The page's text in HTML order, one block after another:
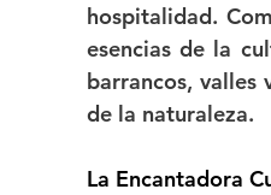
hospitalidad.
esencias de la
barrancos, valles
de la naturaleza.
La Encantadora